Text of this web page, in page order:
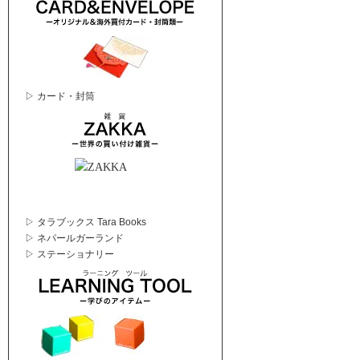
▷ カード・封筒
▷ タラブックス Tara Books
▷ ネパールガーランド
▷ ステーショナリー